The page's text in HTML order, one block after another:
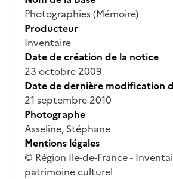
Photographies (Mémoire)
Producteur
Inventaire
Date de création de la notice
23 octobre 2009
Date de dernière modification
21 septembre 2010
Photographe
Asseline, Stéphane
Mentions légales
© Région Ile-de-France -
patrimoine culturel